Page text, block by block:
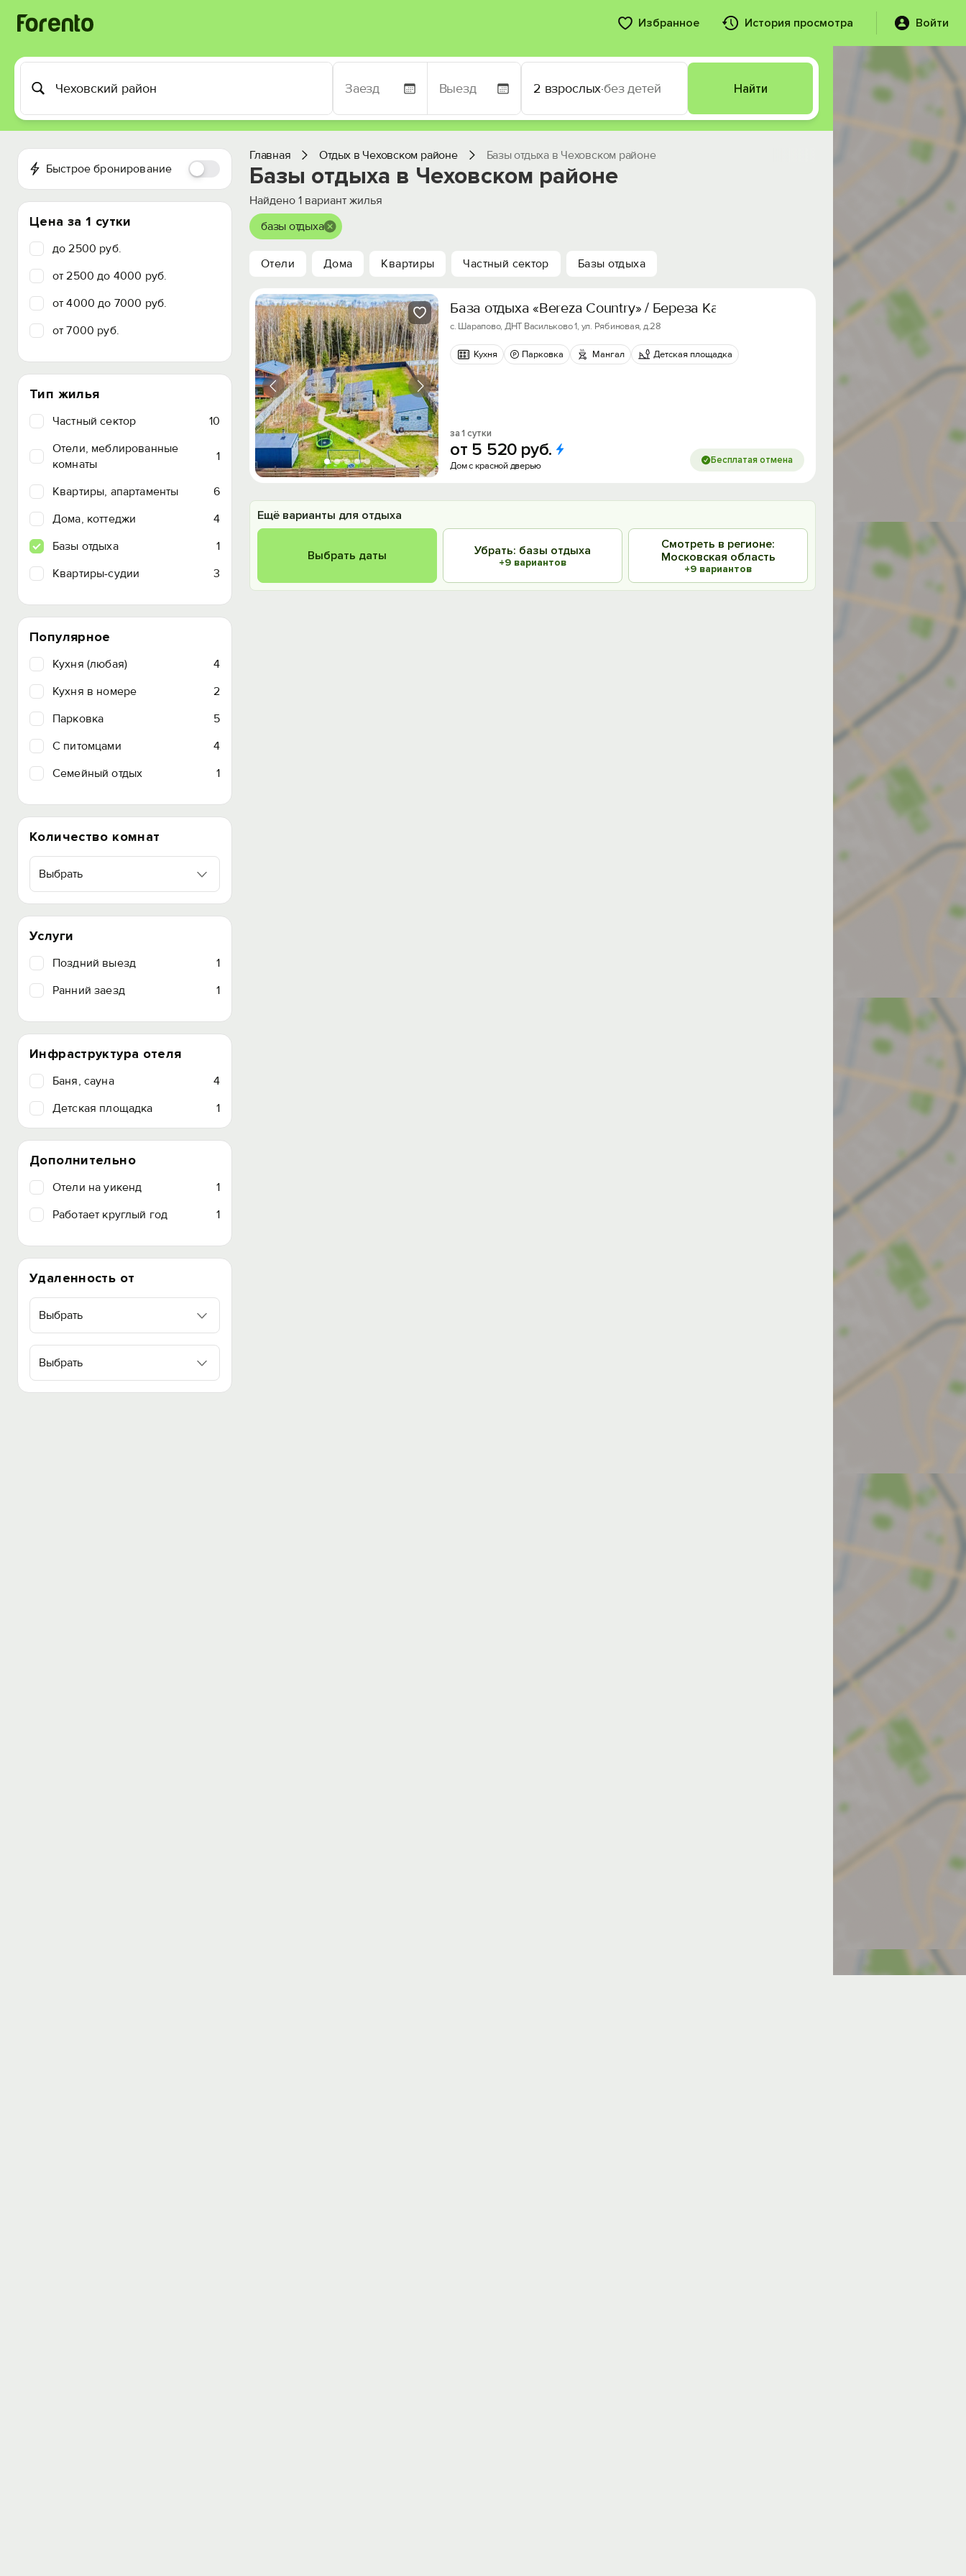
Избранное История просмотра Войти
2 взрослых·без детей Найти
Быстрое бронирование
Цена за 1 сутки
до 2500 руб.
от 2500 до 4000 руб.
от 4000 до 7000 руб.
от 7000 руб.
Тип жилья
Частный сектор
10
Отели, меблированные
комнаты
1
Квартиры, апартаменты
6
Дома, коттеджи
4
Базы отдыха
1
Квартиры-судии
3
Популярное
Кухня (любая)
4
Кухня в номере
2
Парковка
5
C питомцами
4
Семейный отдых
1
Количество комнат
Выбрать
Услуги
Поздний выезд
1
Ранний заезд
1
Инфраструктура отеля
Баня, сауна
4
Детская площадка
1
Дополнительно
Отели на уикенд
1
Работает круглый год
1
Удаленность от
Выбрать
Выбрать
Главная Отдых в Чеховском районе Базы отдыха в Чеховском районе
Базы отдыха в Чеховском районе
Найдено 1 вариант жилья
базы отдыха
Отели Дома Квартиры Частный сектор Базы отдыха
База отдыха «Bereza Country» / Береза Кантри
с. Шарапово, ДНТ Васильково 1, ул. Рябиновая, д.28
Кухня Парковка Мангал Детская площадка
за 1 сутки
от 5 520 руб.
Дом с красной дверью Бесплатая отмена
Ещё варианты для отдыха
Выбрать даты Убрать: базы отдыха
+9 вариантов
Смотреть в регионе:
Московская область
+9 вариантов